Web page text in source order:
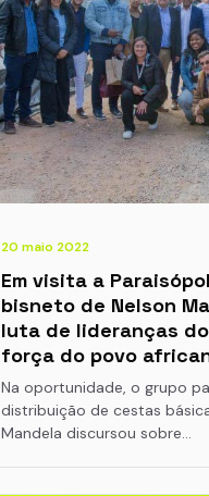
20 maio 2022
Em visita a
bisneto de Nelson
luta de lideranças do
força do povo
Na oportunidade, o grupo
distribuição de cestas
Mandela discursou sobre…